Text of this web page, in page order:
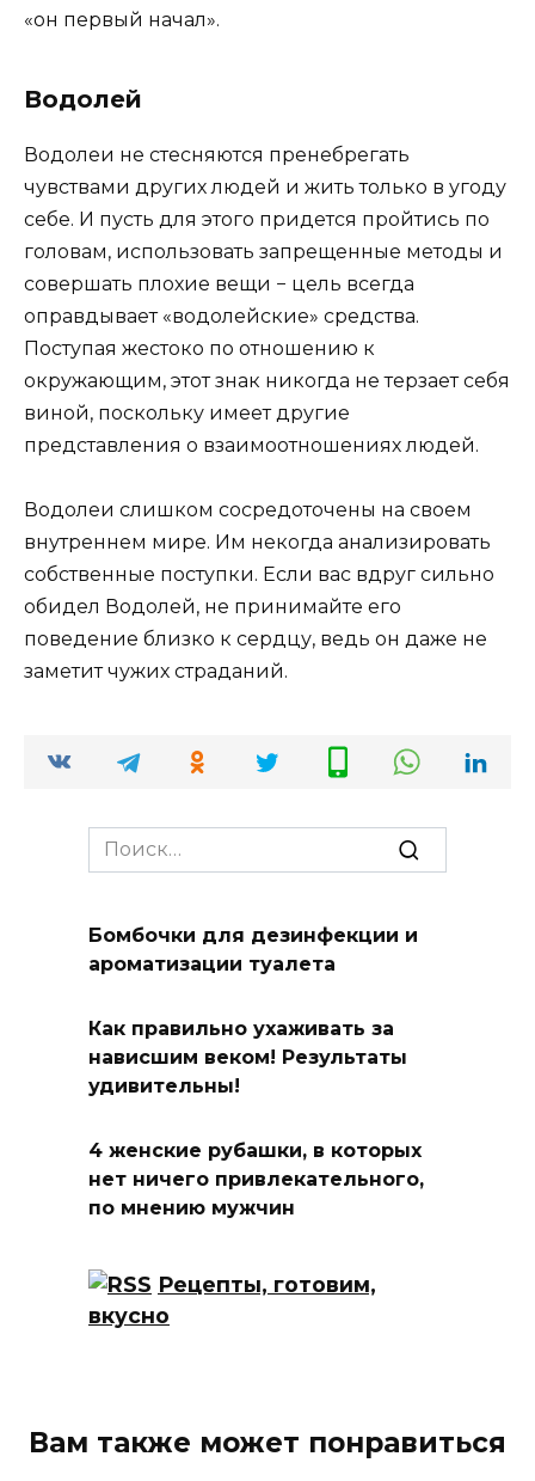
«он первый начал».
Водолей
Водолеи не стесняются пренебрегать
чувствами других людей и жить только в угоду
себе. И пусть для этого придется пройтись по
головам, использовать запрещенные методы и
совершать плохие вещи − цель всегда
оправдывает «водолейские» средства.
Поступая жестоко по отношению к
окружающим, этот знак никогда не терзает себя
виной, поскольку имеет другие
представления о взаимоотношениях людей.
Водолеи слишком сосредоточены на своем
внутреннем мире. Им некогда анализировать
собственные поступки. Если вас вдруг сильно
обидел Водолей, не принимайте его
поведение близко к сердцу, ведь он даже не
заметит чужих страданий.
Search
for:
Бомбочки для дезинфекции и
ароматизации туалета
Как правильно ухаживать за
нависшим веком! Результаты
удивительны!
4 женские рубашки, в которых
нет ничего привлекательного,
по мнению мужчин
Рецепты, готовим,
вкусно
Вам также может понравиться